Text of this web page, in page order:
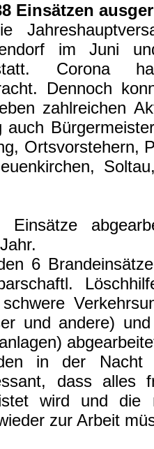
Einsätzen
im Juni
Corona
Dennoch
zahlreichen
auch
Ortsvorstehern,
Einsätze
6
und andere)
in der
dass alles
wird und die
zur Arbeit